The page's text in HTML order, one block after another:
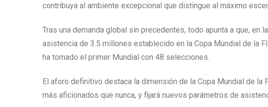
contribuya al ambiente excepcional que distingue al máximo
Tras una demanda global sin precedentes, todo apunta a que, en
asistencia de 3.5 millones establecido en la Copa Mundial de la
ha tomado el primer Mundial con 48 selecciones.
El aforo definitivo destaca la dimensión de la Copa Mundial de la
más aficionados que nunca, y fijará nuevos parámetros de